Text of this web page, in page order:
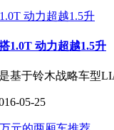
1.0T 动力超越1.5升
基于铃木战略车型
05-25